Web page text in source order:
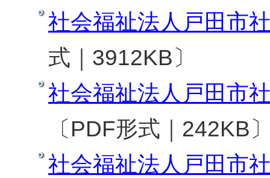
社会福祉法人戸田市
式｜3912KB〕
社会福祉法人戸田市
〔PDF形式｜242KB
社会福祉法人戸田市